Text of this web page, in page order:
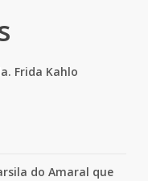
Frida Kahlo
do Amaral que